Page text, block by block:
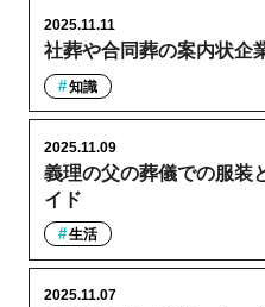
社葬や合同葬の案内状企
2025.11.11
知識
義理の父の葬儀での服装
イド
2025.11.09
生活
2025.11.07